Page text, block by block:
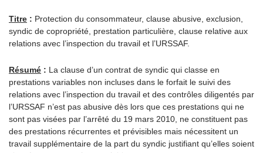
Titre : Protection du consommateur, clause abusive, exclusion,
syndic de copropriété, prestation particulière, clause relative aux
relations avec l’inspection du travail et l’URSSAF.
Résumé : La clause d’un contrat de syndic qui classe en
prestations variables non incluses dans le forfait le suivi des
relations avec l’inspection du travail et des contrôles diligentés par
l’URSSAF n’est pas abusive dès lors que ces prestations qui ne
sont pas visées par l’arrêté du 19 mars 2010, ne constituent pas
des prestations récurrentes et prévisibles mais nécessitent un
travail supplémentaire de la part du syndic justifiant qu’elles soient